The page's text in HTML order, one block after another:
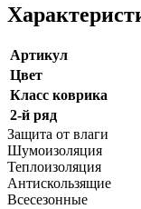
Артикул
Цвет
Класс коврика
2-й ряд
Защита от влаги
Шумоизоляция
Теплоизоляция
Антискользящие
Всесезонные